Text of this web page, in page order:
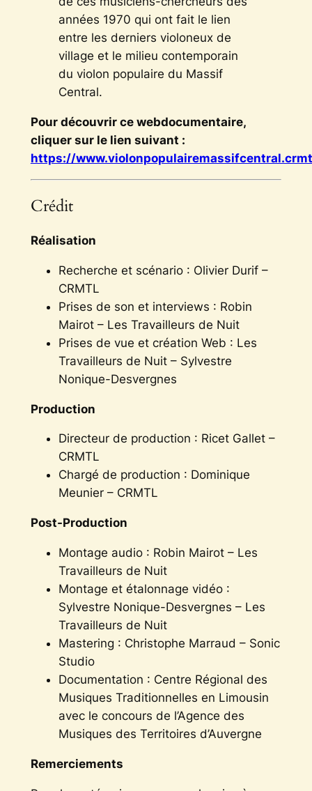
années 1970 qui ont fait le lien
entre les derniers violoneux de
village et le milieu contemporain
du violon populaire du Massif
Central.
Pour découvrir ce webdocumentaire,
cliquer sur le lien suivant :
https://
Crédit
Réalisation
Recherche et scénario : Olivier Durif –
CRMTL
Prises de son et interviews : Robin
Mairot – Les Travailleurs de Nuit
Prises de vue et création Web : Les
Travailleurs de Nuit – Sylvestre
Nonique-Desvergnes
Production
Directeur de production : Ricet Gallet –
CRMTL
Chargé de production : Dominique
Meunier – CRMTL
Post-Production
Montage audio : Robin Mairot – Les
Travailleurs de Nuit
Montage et étalonnage vidéo :
Sylvestre Nonique-Desvergnes – Les
Travailleurs de Nuit
Mastering : Christophe Marraud – Sonic
Studio
Documentation : Centre Régional des
Musiques Traditionnelles en Limousin
avec le concours de l’Agence des
Musiques des Territoires d’Auvergne
Remerciements